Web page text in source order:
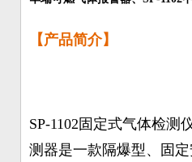
【产品简介】
SP-1102固定式气体检测
测器是一款隔爆型、固